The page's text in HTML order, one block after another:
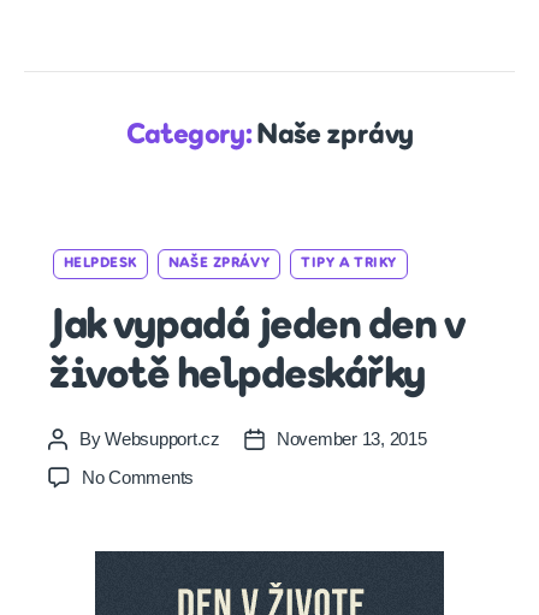
Category: Naše zprávy
Categories
HELPDESK NAŠE ZPRÁVY TIPY A TRIKY
Jak vypadá jeden den v
životě helpdeskářky
Post
author
ByWebsupport.cz
PostNovember 13, 2015
No Comments
jeden